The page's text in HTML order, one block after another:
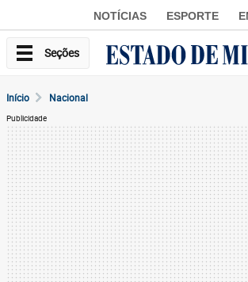
NOTÍCIAS ESPORTE
Seções
Início Nacional
Publicidade